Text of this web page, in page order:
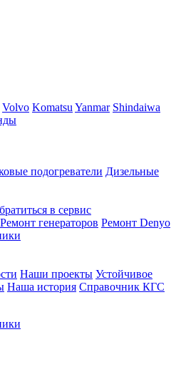
Volvo Komatsu Yanmar Shindaiwa
подогреватели Дизельные
в сервис
Ремонт генераторов Ремонт Denyo
Наши проекты Устойчивое
Наша история Справочник КГС